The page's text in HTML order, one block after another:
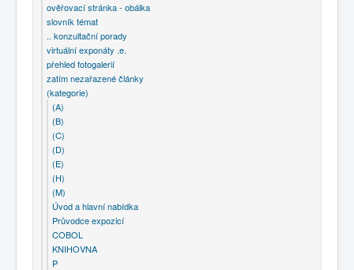
ověřovací stránka - obálka
slovník témat
.. konzultační porady
virtuální exponáty .e.
přehled fotogalerií
zatím nezařazené články
(kategorie)
(A)
(B)
(C)
(D)
(E)
(H)
(M)
Úvod a hlavní nabídka
Průvodce expozicí
COBOL
KNIHOVNA
P